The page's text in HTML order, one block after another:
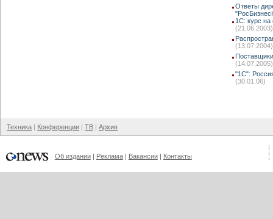
Ответы
1С: курс на
(21.06.2003)
(13.07.2004)
(14.07.2005)
"1С":
(30.01.06)
Техника Конференции ТВ Архив
Об издании Реклама Вакансии Контакты